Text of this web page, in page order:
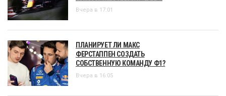
Вчера в 17:01
ПЛАНИРУЕТ ЛИ МАКС
ФЕРСТАППЕН СОЗДАТЬ
СОБСТВЕННУЮ КОМАНДУ Ф1?
Вчера в 16:05